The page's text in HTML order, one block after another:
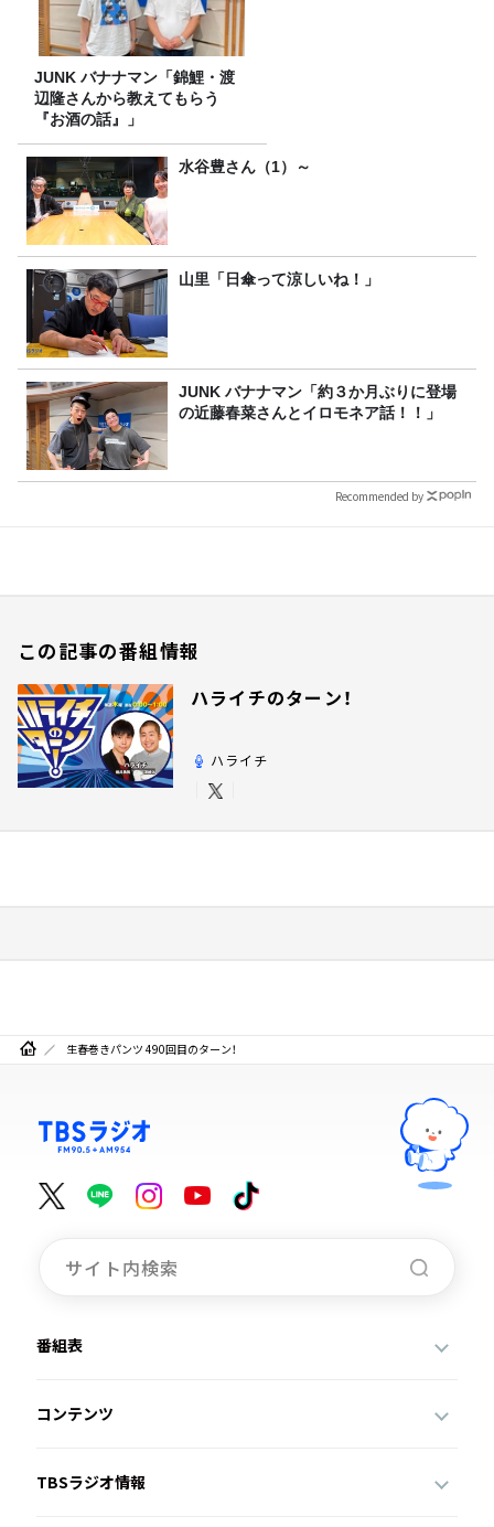
JUNK バナナマン「錦鯉・渡
辺隆さんから教えてもらう
『お酒の話』」
水谷豊さん（1）～
山里「日傘って涼しいね！」
JUNK バナナマン「約３か月ぶりに登場
の近藤春菜さんとイロモネア話！！」
Recommended by
この記事の番組情報
ハライチのターン！
ハライチ
生春巻きパンツ 490回目のターン！
番組表
コンテンツ
TBSラジオ情報